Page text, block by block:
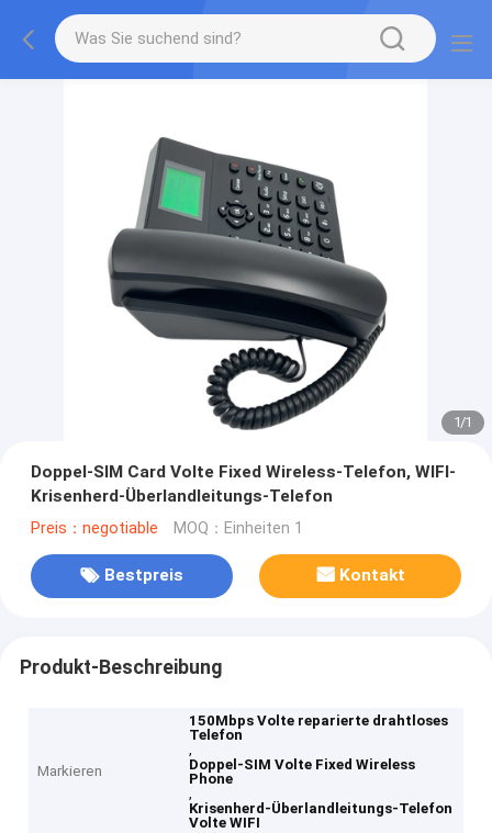
1/1
Doppel-SIM Card Volte Fixed Wireless-Telefon, WIFI-
Krisenherd-Überlandleitungs-Telefon
Preis：negotiable MOQ：Einheiten 1
Bestpreis Kontakt
Produkt-Beschreibung
Markieren
150Mbps Volte reparierte drahtloses
Telefon
,
Doppel-SIM Volte Fixed Wireless
Phone
,
Krisenherd-Überlandleitungs-Telefon
Volte WIFI